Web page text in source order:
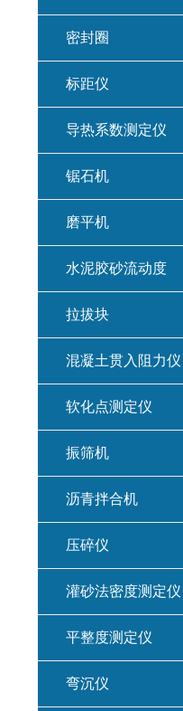
密封圈
标距仪
导热系数测定仪
锯石机
磨平机
水泥胶砂流动度
拉拔块
混凝土贯入阻力仪
软化点测定仪
振筛机
沥青拌合机
压碎仪
灌砂法密度测定仪
平整度测定仪
弯沉仪